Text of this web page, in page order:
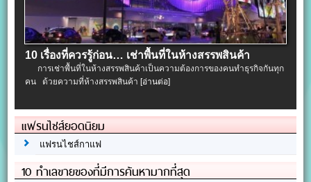
10 เรื่องที่ควรรู้ก่อน… เช่าพื้นที่ในห้างสรรพสินค้า
การเช่าพื้นที่ในห้างสรรพสินค้าเป็นความต้องการของคนทำธุรกิจกันทุก
คน ด้วยความที่ห้างสรรพสินค้า[อ่านต่อ]
แฟรนไชส์ยอดนิยม
แฟรนไชส์กาแฟ
10 ทำเลขายของที่มีการค้นหามากที่สุด